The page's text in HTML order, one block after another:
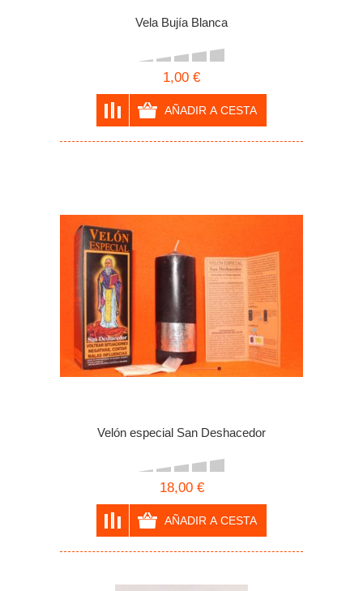
Vela Bujía Blanca
1,00 €
Velón especial San Deshacedor
18,00 €